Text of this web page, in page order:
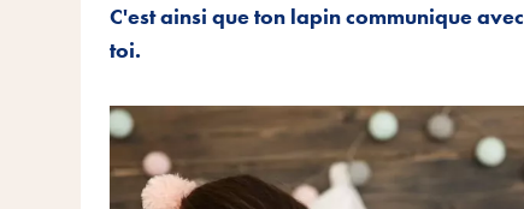
C'est ainsi que ton lapin communique avec
toi.